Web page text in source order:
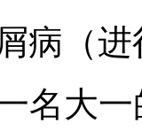
病（进
名大